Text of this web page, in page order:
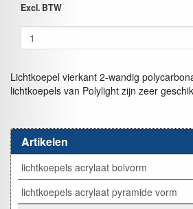
Artikelen
lichtkoepels acrylaat bolvorm
lichtkoepels acrylaat pyramide vorm
Excl. BTW
Lichtkoepel vierkant 2-wandig
lichtkoepels van Polylight zijn zeer